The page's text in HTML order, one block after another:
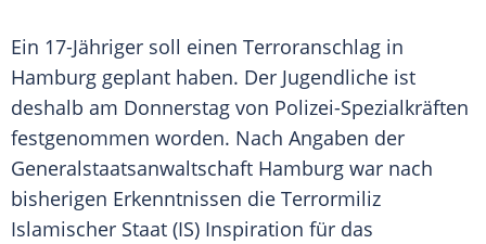
Ein 17-Jähriger soll einen Terroranschlag in
Hamburg geplant haben. Der Jugendliche ist
deshalb am Donnerstag von Polizei-Spezialkräften
festgenommen worden. Nach Angaben der
Generalstaatsanwaltschaft Hamburg war nach
bisherigen Erkenntnissen die Terrormiliz
Islamischer Staat (IS) Inspiration für das